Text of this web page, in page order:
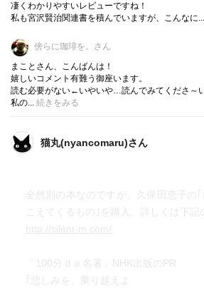
美しい雪を見れば、別れを悲しむ兄の
るのでは…」と考えて賢治に頼んだと
う～ん。。。そうだろうか。
る二人だけれど、まさに命が尽きよ
に、そこまで美談のような余裕が生まれ
私はトシが、心の底から、白く冷たい
雪や霙は手にすると溶けてしまうけ
りながらも、溶けないまま手にした
さて、『銀河鉄道の夜』。
いや、逆かな？
本書の「賢治とトシの年表」によると
凄くわかりやすいレビューですね！
私も宮沢賢治関連書を積んでいますが、こんなに...
傍らに珈琲を。さん
まことさん、こんばんは！
嬉しいコメント有難う御座います。
読む必要がない←いやいや…読んでみてくださ～い
私の... 続きをみる
猫丸(nyancomaru)さん
全然別の本なのですが、久保田恵子の｢
こえてくるもの｣を購入。詳しくは下記
「100分ｄｅ名著」NHK出版のPR
｢悲しみを、乗り越えよ